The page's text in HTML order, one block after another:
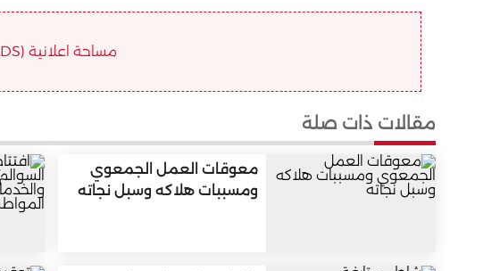
مساحة اعلانية (ADS)
مقالات ذات صلة
معوقات العمل الجمعوي
ومسببات هلاكه وسبل نجاته